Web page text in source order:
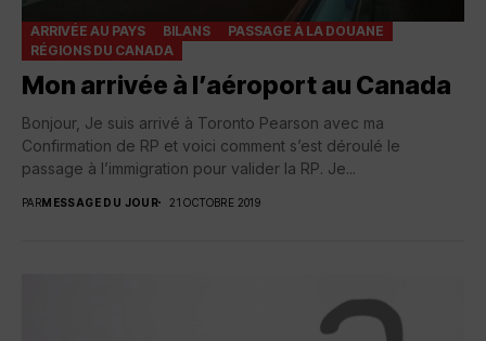
ARRIVÉE AU PAYS BILANS
PASSAGE À LA DOUANE
RÉGIONS DU CANADA
Mon arrivée à l’aéroport au Canada
Bonjour, Je suis arrivé à Toronto Pearson avec ma
Confirmation de RP et voici comment s’est déroulé le
passage à l’immigration pour valider la RP. Je...
PARMESSAGE DU JOUR 21 OCTOBRE 2019